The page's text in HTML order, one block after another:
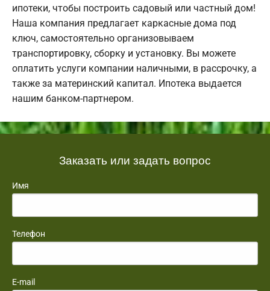
ипотеки, чтобы построить садовый или частный дом!
Наша компания предлагает каркасные дома под
ключ, самостоятельно организовываем
транспортировку, сборку и установку. Вы можете
оплатить услуги компании наличными, в рассрочку, а
также за материнский капитал. Ипотека выдается
нашим банком-партнером.
Заказать или задать вопрос
Имя
Телефон
E-mail